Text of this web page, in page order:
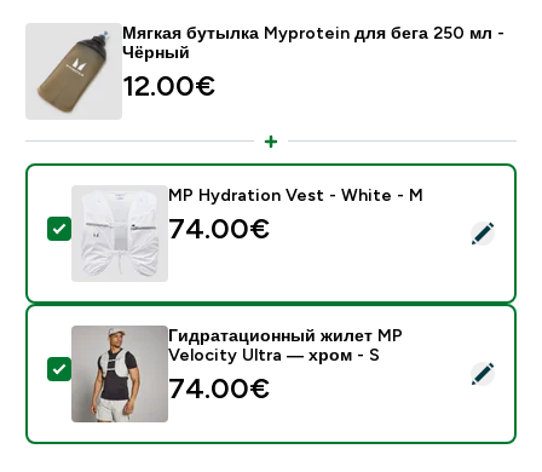
Мягкая бутылка Myprotein для бега 250 мл -
Чёрный
12.00€‎
- MP Hydration Vest - White - M
MP Hydration Vest - White - M
74.00€‎
- Гидратационный жилет MP Velocity Ultra — хром -
Гидратационный жилет MP
Velocity Ultra — хром - S
74.00€‎